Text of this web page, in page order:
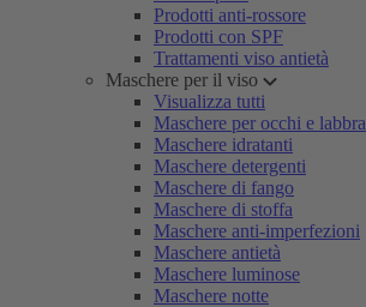
Prodotti anti-rossore
Prodotti con SPF
Trattamenti viso antietà
Maschere per il viso
Visualizza tutti
Maschere per occhi e labbra
Maschere idratanti
Maschere detergenti
Maschere di fango
Maschere di stoffa
Maschere anti-imperfezioni
Maschere antietà
Maschere luminose
Maschere notte